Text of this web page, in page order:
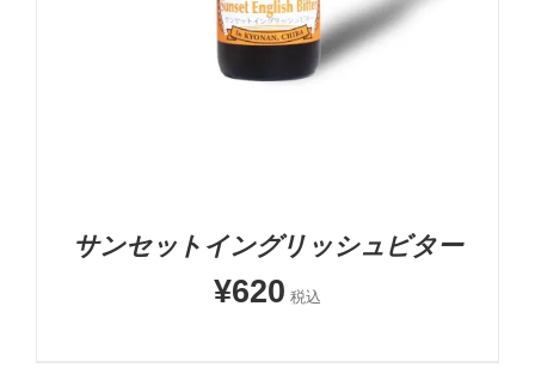
サンセットイングリッシュビター
¥620 税込